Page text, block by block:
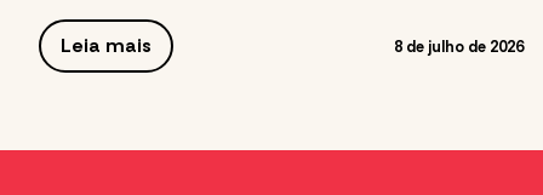
Leia mais 8 de julho de 2026